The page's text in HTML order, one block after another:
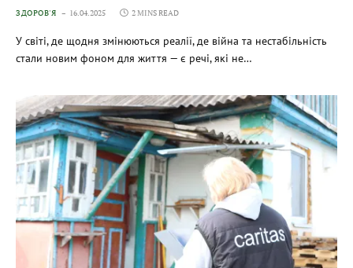
ЗДОРОВ'Я 16.04.2025 2 MINS READ
У світі, де щодня змінюються реалії, де війна та нестабільність
стали новим фоном для життя — є речі, які не…